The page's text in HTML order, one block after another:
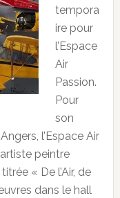
tempora
ire pour
l’Espace
Air
Passion.
Pour
son
l’Espace Air
artiste peintre
« De l’Air, de
dans le hall